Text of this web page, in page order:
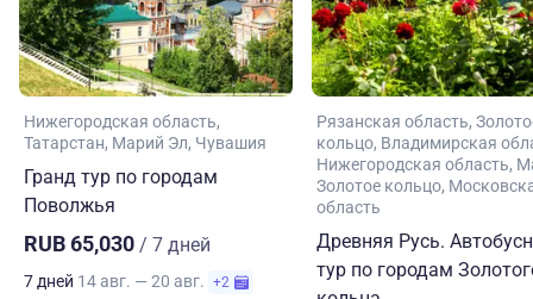
Нижегородская область
Татарстан Марий Эл Чувашия
Гранд тур по городам
Поволжья
RUB 65,030 / 7 дней
7 дней 14 авг. — 20 авг. +2
Рязанская область
кольцо Владимирская
Нижегородская область
Золотое кольцо
область
Древняя Русь.
тур по городам